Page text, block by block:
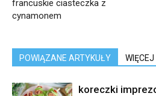
francuskie ciasteczka z
cynamonem
POWIĄZANE ARTYKUŁY
koreczki